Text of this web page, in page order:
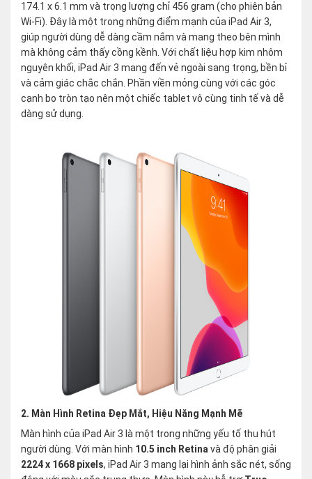
174.1 x 6.1 mm và trọng lượng chỉ 456 gram (cho phiên bản
Wi-Fi). Đây là một trong những điểm mạnh của iPad Air 3,
giúp người dùng dễ dàng cầm nắm và mang theo bên mình
mà không cảm thấy cồng kềnh. Với chất liệu hợp kim nhôm
nguyên khối, iPad Air 3 mang đến vẻ ngoài sang trọng, bền bỉ
và cảm giác chắc chắn. Phần viền mỏng cùng với các góc
cạnh bo tròn tạo nên một chiếc tablet vô cùng tinh tế và dễ
dàng sử dụng.
2. Màn Hình Retina Đẹp Mắt, Hiệu Năng Mạnh Mẽ
Màn hình của iPad Air 3 là một trong những yếu tố thu hút
người dùng. Với màn hình 10.5 inch Retina và độ phân giải
2224 x 1668 pixels, iPad Air 3 mang lại hình ảnh sắc nét, sống